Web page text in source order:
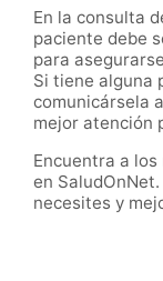
En la consulta
paciente debe
para
Si tiene alguna
comunicársela
mejor atención
Encuentra a
en
necesites y